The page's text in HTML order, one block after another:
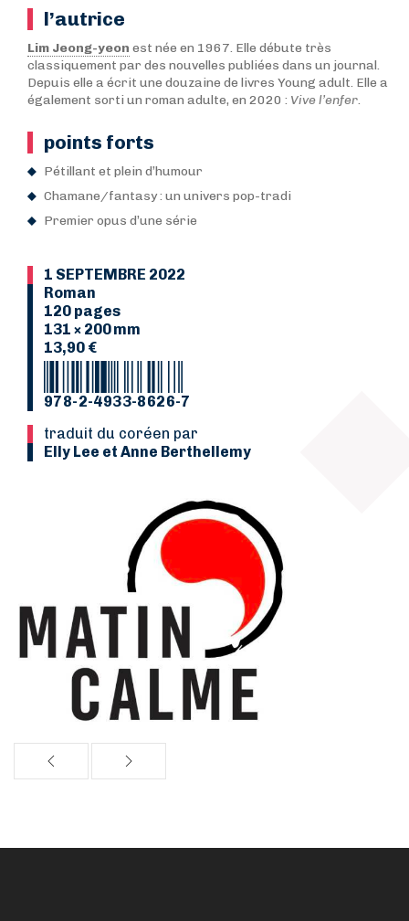
l’autrice
Lim Jeong-yeon est née en 1967. Elle débute très
classiquement par des nouvelles publiées dans un journal.
Depuis elle a écrit une douzaine de livres Young adult. Elle a
également sorti un roman adulte, en 2020 : Vive l’enfer.
points forts
Pétillant et plein d’humour
Chamane/fantasy : un univers pop-tradi
Premier opus d’une série
1 SEPTEMBRE 2022
Roman
120 pages
131 × 200 mm
13,90 €
978-2-4933-8626-7
Traduit du coréen par
Elly Lee et Anne Berthellemy